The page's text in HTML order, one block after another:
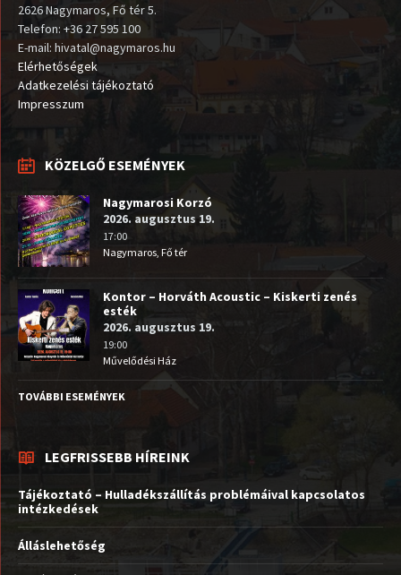
2626 Nagymaros, Fő tér 5.
Telefon: +36 27 595 100
E-mail: hivatal@nagymaros.hu
Elérhetőségek
Adatkezelési tájékoztató
Impresszum
KÖZELGŐ ESEMÉNYEK
Nagymarosi Korzó
2026. augusztus 19.
17:00
Nagymaros, Fő tér
Kontor – Horváth Acoustic – Kiskerti zenés
esték
2026. augusztus 19.
19:00
Művelődési Ház
TOVÁBBI ESEMÉNYEK
LEGFRISSEBB HÍREINK
Tájékoztató – Hulladékszállítás problémáival kapcsolatos
intézkedések
Álláslehetőség